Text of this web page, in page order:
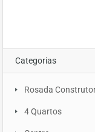
Categorias
Rosada
4 Quartos